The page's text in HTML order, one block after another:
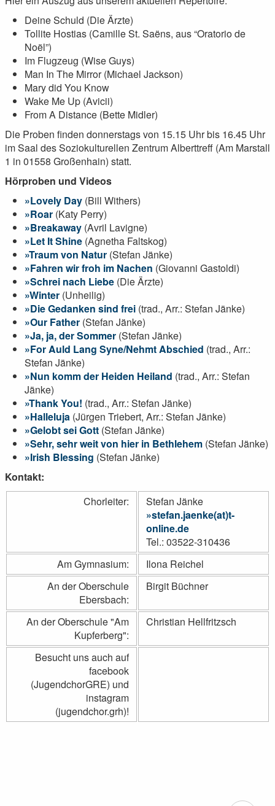
Deine Schuld (Die Ärzte)
Tollite Hostias (Camille St. Saëns, aus “Oratorio de
Noël”)
Im Flugzeug (Wise Guys)
Man In The Mirror (Michael Jackson)
Mary did You Know
Wake Me Up (Avicii)
From A Distance (Bette Midler)
Die Proben finden donnerstags von 15.15 Uhr bis 16.45 Uhr
im Saal des Soziokulturellen Zentrum Alberttreff (Am Marstall
1 in 01558 Großenhain) statt.
Hörproben und Videos
Lovely Day (Bill Withers)
Roar (Katy Perry)
Breakaway (Avril Lavigne)
Let It Shine (Agnetha Faltskog)
Traum von Natur (Stefan Jänke)
Fahren wir froh im Nachen (Giovanni Gastoldi)
Schrei nach Liebe (Die Ärzte)
Winter (Unheilig)
Die Gedanken sind frei (trad., Arr.: Stefan Jänke)
Our Father (Stefan Jänke)
Ja, ja, der Sommer (Stefan Jänke)
For Auld Lang Syne/Nehmt Abschied (trad., Arr.:
Stefan Jänke)
Nun komm der Heiden Heiland (trad., Arr.: Stefan
Jänke)
Thank You! (trad., Arr.: Stefan Jänke)
Halleluja (Jürgen Triebert, Arr.: Stefan Jänke)
Gelobt sei Gott (Stefan Jänke)
Sehr, sehr weit von hier in Bethlehem (Stefan Jänke)
Irish Blessing (Stefan Jänke)
Kontakt:
Chorleiter:
Stefan Jänke
stefan.jaenke(at)t-
online.de
Tel.: 03522-310436
Am Gymnasium:
Ilona Reichel
An der Oberschule
Ebersbach:
Birgit Büchner
An der Oberschule "Am
Kupferberg":
Christian Hellfritzsch
Besucht uns auch auf
facebook
(JugendchorGRE) und
instagram
(jugendchor.grh)!